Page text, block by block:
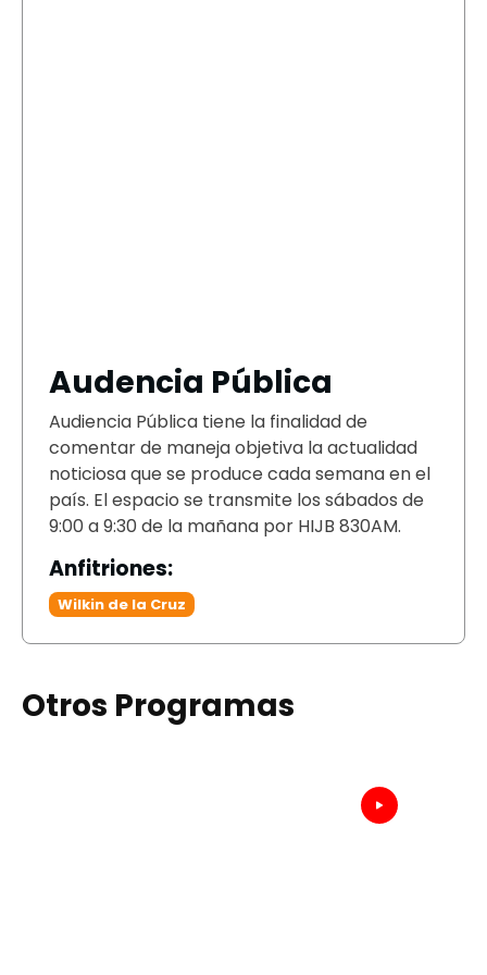
Audencia Pública
Audiencia Pública tiene la finalidad de
comentar de maneja objetiva la actualidad
noticiosa que se produce cada semana en el
país. El espacio se transmite los sábados de
9:00 a 9:30 de la mañana por HIJB 830AM.
Anfitriones:
Wilkin de la Cruz
Otros Programas